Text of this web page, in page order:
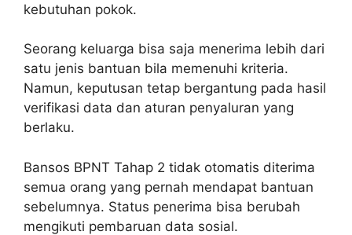
kebutuhan pokok.
Seorang keluarga bisa saja menerima lebih dari
satu jenis bantuan bila memenuhi kriteria.
Namun, keputusan tetap bergantung pada hasil
verifikasi data dan aturan penyaluran yang
berlaku.
Bansos BPNT Tahap 2 tidak otomatis diterima
semua orang yang pernah mendapat bantuan
sebelumnya. Status penerima bisa berubah
mengikuti pembaruan data sosial.